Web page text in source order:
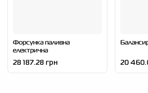
Форсунка паливна
електрична
28 187.28 грн 20